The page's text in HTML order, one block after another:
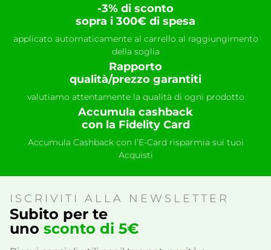
-3% di sconto
sopra i 300€ di spesa
applicato automaticamente al carrello al raggiungimento
della soglia
Rapporto
qualità/prezzo garantiti
valutiamo attentamente la qualità di ogni prodotto
Accumula cashback
con la Fidelity Card
Accumula Cashback con l’E-Card risparmia sui tuoi
Acquisti
ISCRIVITI ALLA NEWSLETTER
Subito per te
uno sconto di 5€